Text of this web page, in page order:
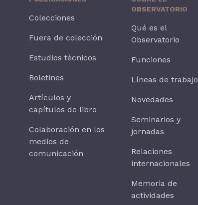
Colecciones
Fuera de colección
Estudios técnicos
Boletines
Artículos y
capítulos de libro
Colaboración en los
medios de
comunicación
OBSERVATORIO
Qué es el
Observatorio
Funciones
Líneas de trabajo
Novedades
Seminarios y
jornadas
Relaciones
internacionales
Memoria de
actividades